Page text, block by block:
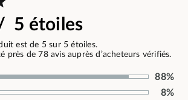
5 étoiles
est de 5 sur 5 étoiles.
près de 78 avis auprès d’acheteurs vérifiés.
88%
8%